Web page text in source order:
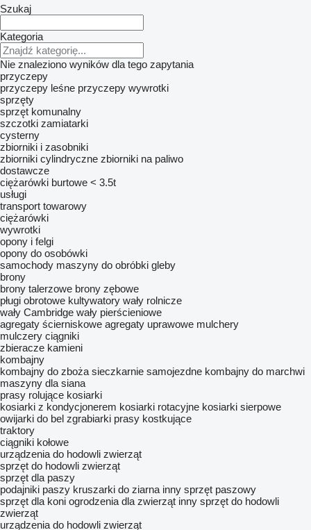
Szukaj
Kategoria
Nie znaleziono wyników dla tego zapytania
przyczepy
przyczepy leśne przyczepy wywrotki
sprzęty
sprzęt komunalny
szczotki zamiatarki
cysterny
zbiorniki i zasobniki
zbiorniki cylindryczne zbiorniki na paliwo
dostawcze
ciężarówki burtowe < 3.5t
usługi
transport towarowy
ciężarówki
wywrotki
opony i felgi
opony do osobówki
samochody maszyny do obróbki gleby
brony
brony talerzowe brony zębowe
pługi obrotowe kultywatory wały rolnicze
wały Cambridge wały pierścieniowe
agregaty ścierniskowe agregaty uprawowe mulchery
mulczery ciągniki
zbieracze kamieni
kombajny
kombajny do zboża sieczkarnie samojezdne kombajny do marchwi
maszyny dla siana
prasy rolujące kosiarki
kosiarki z kondycjonerem kosiarki rotacyjne kosiarki sierpowe
owijarki do bel zgrabiarki prasy kostkujące
traktory
ciągniki kołowe
urządzenia do hodowli zwierząt
sprzęt do hodowli zwierząt
sprzęt dla paszy
podajniki paszy kruszarki do ziarna inny sprzęt paszowy
sprzęt dla koni ogrodzenia dla zwierząt inny sprzęt do hodowli
zwierząt
urządzenia do hodowli zwierząt